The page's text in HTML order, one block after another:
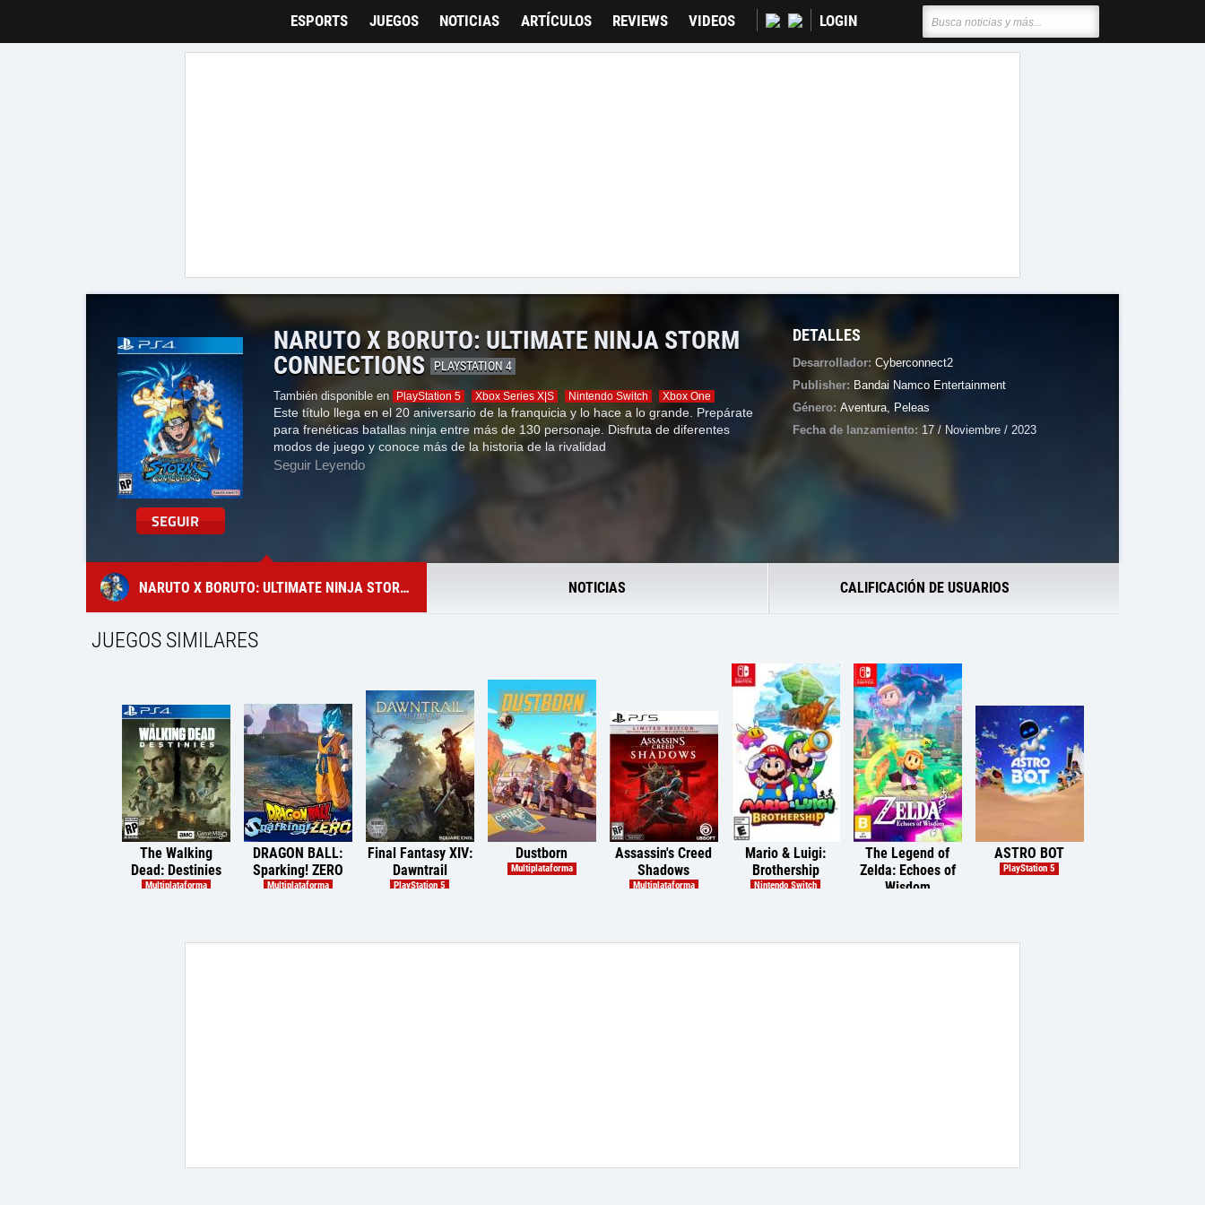
ESPORTS JUEGOS NOTICIAS ARTÍCULOS REVIEWS VIDEOS LOGIN
SEGUIR
NARUTO X BORUTO: ULTIMATE NINJA STORM
CONNECTIONS
PLAYSTATION 4
También disponible en PlayStation 5 Xbox Series X|S Nintendo Switch Xbox One
Este título llega en el 20 aniversario de la franquicia y lo hace a lo grande. Prepárate
para frenéticas batallas ninja entre más de 130 personaje. Disfruta de diferentes
modos de juego y conoce más de la historia de la rivalidad
Seguir Leyendo
DETALLES
Desarrollador: Cyberconnect2
Publisher: Bandai Namco Entertainment
Género: Aventura, Peleas
Fecha de lanzamiento: 17 / Noviembre / 2023
NARUTO X BORUTO: ULTIMATE NINJA STORM CONNECTIONS NOTICIAS CALIFICACIÓN DE USUARIOS
JUEGOS SIMILARES
The Walking
Dead: Destinies
Multiplataforma
DRAGON BALL:
Sparking! ZERO
Multiplataforma
Final Fantasy XIV:
Dawntrail
PlayStation 5
Dustborn
Multiplataforma
Assassin's Creed
Shadows
Multiplataforma
Mario & Luigi:
Brothership
Nintendo Switch
The Legend of
Zelda: Echoes of
Wisdom
ASTRO BOT
PlayStation 5